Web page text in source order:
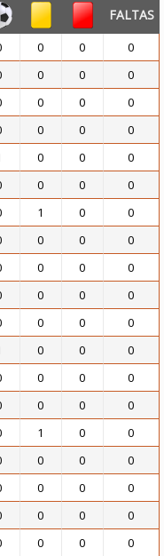
FALTAS
0 0
0
0 0
0
0 0
0
0 0
0
0 0
0
0 0
0
1 0
0
0 0
0
0 0
0
0 0
0
0 0
0
0 0
0
0 0
0
0 0
0
1 0
0
0 0
0
0 0
0
0 0
0
0 0 0